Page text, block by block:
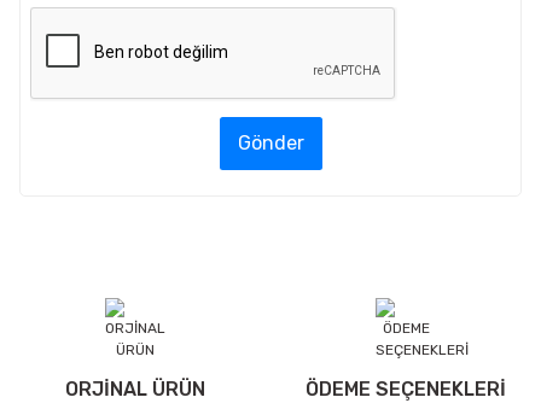
Gönder
ORJİNAL ÜRÜN ÖDEME SEÇENEKLERİ